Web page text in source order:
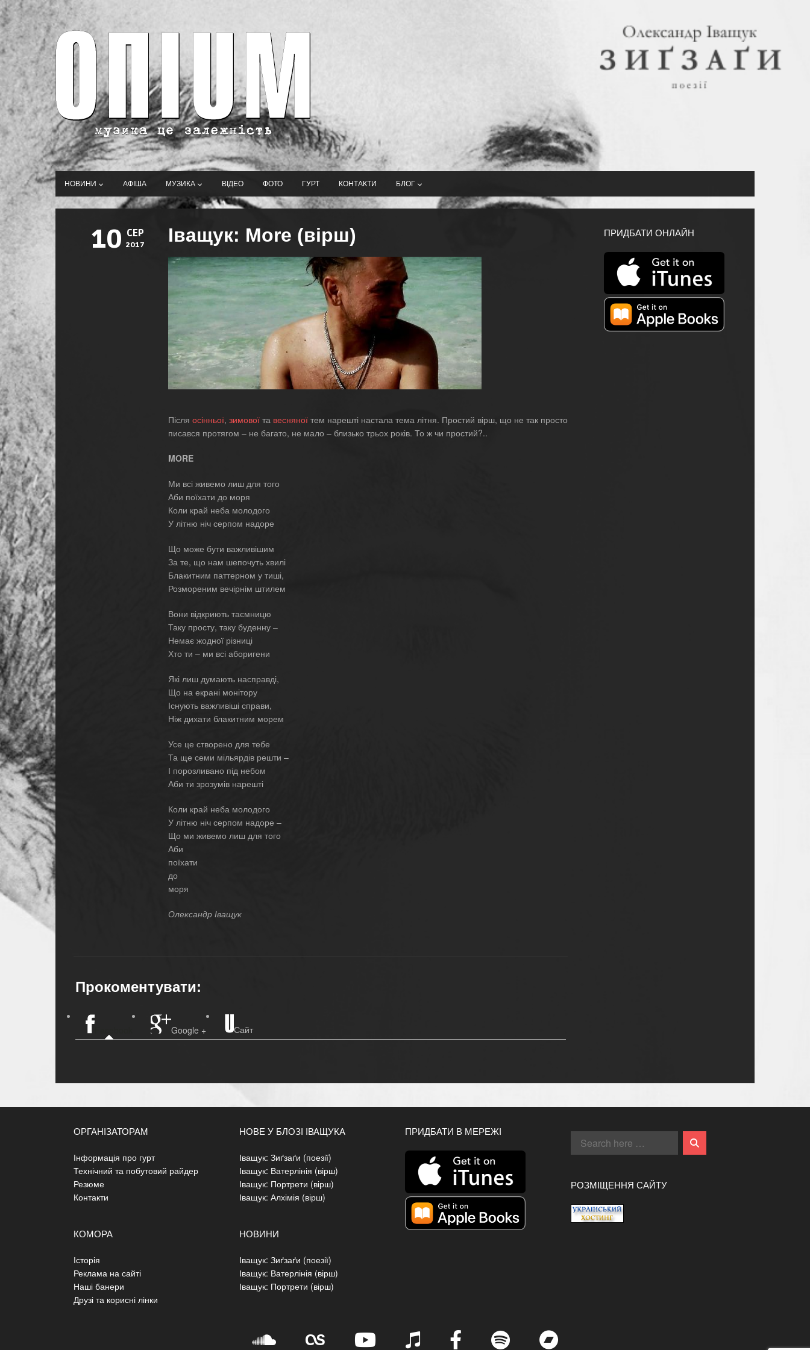
НОВИНИ АФІША МУЗИКА ВІДЕО ФОТО ГУРТ КОНТАКТИ БЛОГ
10 СЕР
2017 Іващук: More (вірш)
Після осінньої, зимової та весняної тем нарешті настала тема літня. Простий вірш, що не так просто
писався протягом – не багато, не мало – близько трьох років. То ж чи простий?..
MORE
Ми всі живемо лиш для того
Аби поїхати до моря
Коли край неба молодого
У літню ніч серпом надоре
Що може бути важливішим
За те, що нам шепочуть хвилі
Блакитним паттерном у тиші,
Розмореним вечірнім штилем
Вони відкриють таємницю
Таку просту, таку буденну –
Немає жодної різниці
Хто ти – ми всі аборигени
Які лиш думають насправді,
Що на екрані монітору
Існують важливіші справи,
Ніж дихати блакитним морем
Усе це створено для тебе
Та ще семи мільярдів решти –
І порозливано під небом
Аби ти зрозумів нарешті
Коли край неба молодого
У літню ніч серпом надоре –
Що ми живемо лиш для того
Аби
поїхати
до
моря
Олександр Іващук
Прокоментувати:
Google + Сайт
ПРИДБАТИ ОНЛАЙН
ОРГАНІЗАТОРАМ
Інформація про гурт
Технічний та побутовий райдер
Резюме
Контакти
КОМОРА
Історія
Реклама на сайті
Наші банери
Друзі та корисні лінки
НОВЕ У БЛОЗІ ІВАЩУКА
Іващук: Зиґзаґи (поезії)
Іващук: Ватерлінія (вірш)
Іващук: Портрети (вірш)
Іващук: Алхімія (вірш)
НОВИНИ
Іващук: Зиґзаґи (поезії)
Іващук: Ватерлінія (вірш)
Іващук: Портрети (вірш)
ПРИДБАТИ В МЕРЕЖІ
РОЗМІЩЕННЯ САЙТУ